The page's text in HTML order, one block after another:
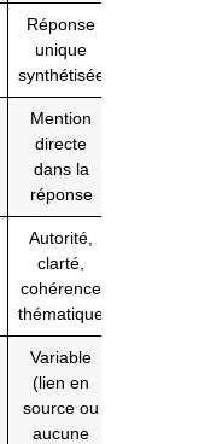
Réponse
unique
synthétisée
Mention
directe
dans la
réponse
Autorité,
clarté,
cohérence
thématique
Variable
(lien en
source ou
aucune